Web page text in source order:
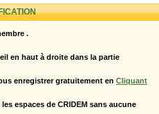
.
en haut à droite dans la partie
enregistrer gratuitement en Cliquant
espaces de CRIDEM sans aucune